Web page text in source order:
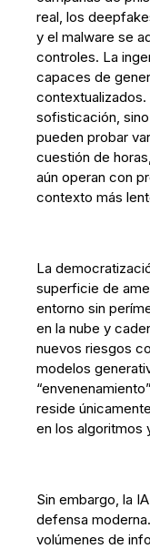
real, los
y el malware se
controles. La
capaces de
sofisticación,
pueden probar
cuestión de
aún operan con
contexto más
La
superficie de
entorno sin
en la nube y
nuevos riesgos
modelos
reside
en los algoritmos
Sin embargo, la
defensa
volúmenes de